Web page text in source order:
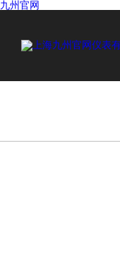
九州官网